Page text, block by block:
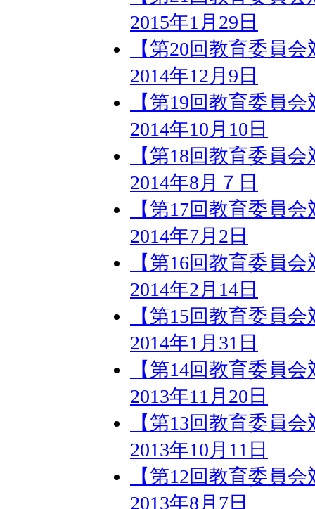
2015年1月29日
【第20回教育委員
2014年12月9日
【第19回教育委員
2014年10月10日
【第18回教育委員
2014年8月７日
【第17回教育委員
2014年7月2日
【第16回教育委員
2014年2月14日
【第15回教育委員
2014年1月31日
【第14回教育委員
2013年11月20日
【第13回教育委員
2013年10月11日
【第12回教育委員
2013年8月7日